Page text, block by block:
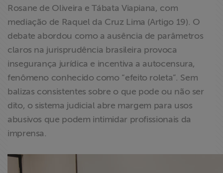
Rosane de Oliveira e Tábata Viapiana, com
mediação de Raquel da Cruz Lima (Artigo 19). O
debate abordou como a ausência de parâmetros
claros na jurisprudência brasileira provoca
insegurança jurídica e incentiva a autocensura,
fenômeno conhecido como “efeito roleta”. Sem
balizas consistentes sobre o que pode ou não ser
dito, o sistema judicial abre margem para usos
abusivos que podem intimidar profissionais da
imprensa.